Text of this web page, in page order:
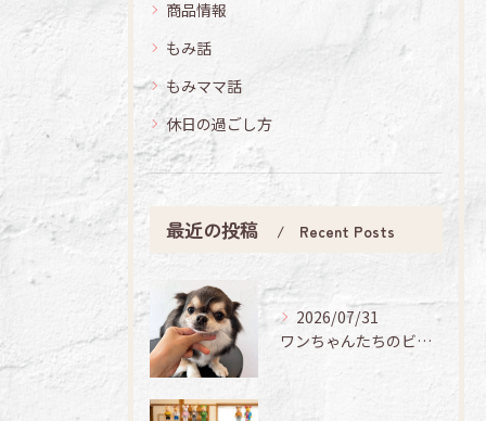
商品情報
もみ話
もみママ話
休日の過ごし方
最近の投稿 Recent Posts
2026/07/31
ワンちゃんたちのビューティーデイ🐶✨